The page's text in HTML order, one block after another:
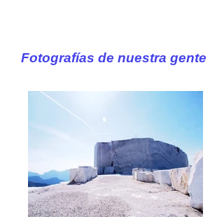
Fotografías de nuestra gente